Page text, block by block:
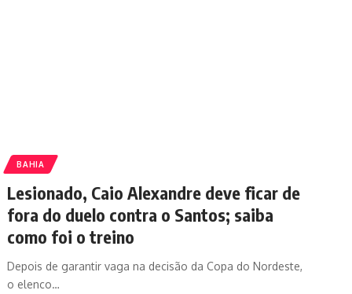
BAHIA
Lesionado, Caio Alexandre deve ficar de
fora do duelo contra o Santos; saiba
como foi o treino
Depois de garantir vaga na decisão da Copa do Nordeste,
o elenco…